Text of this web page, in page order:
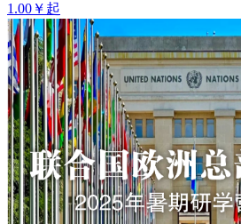
1.00￥起